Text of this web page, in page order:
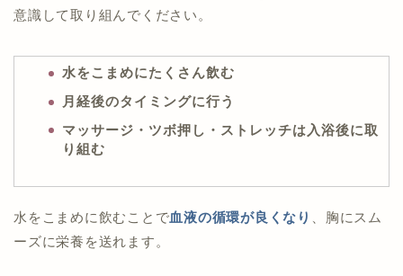
意識して取り組んでください。
水をこまめにたくさん飲む
月経後のタイミングに行う
マッサージ・ツボ押し・ストレッチは入浴後に取
り組む
水をこまめに飲むことで血液の循環が良くなり
、胸にスム
ーズに栄養を送れます。